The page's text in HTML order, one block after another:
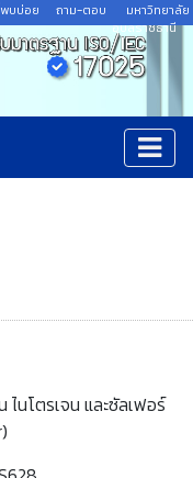
บบ่อย ถาม-ตอบ
มหาวิทยาลัย
อุบลราชธานี
นโตรเจน และซัลเฟอร์